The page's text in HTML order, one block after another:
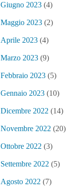
Giugno 2023 (4)
Maggio 2023 (2)
Aprile 2023 (4)
Marzo 2023 (9)
Febbraio 2023 (5)
Gennaio 2023 (10)
Dicembre 2022 (14)
Novembre 2022 (20)
Ottobre 2022 (3)
Settembre 2022 (5)
Agosto 2022 (7)